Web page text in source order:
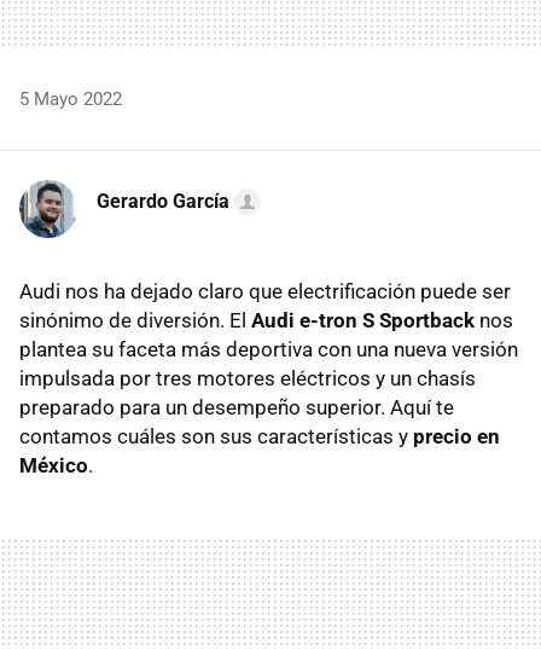
5 Mayo 2022
Gerardo García
Audi nos ha dejado claro que electrificación puede ser
sinónimo de diversión. El Audi e-tron S Sportback nos
plantea su faceta más deportiva con una nueva versión
impulsada por tres motores eléctricos y un chasís
preparado para un desempeño superior. Aquí te
contamos cuáles son sus características y precio en
México.